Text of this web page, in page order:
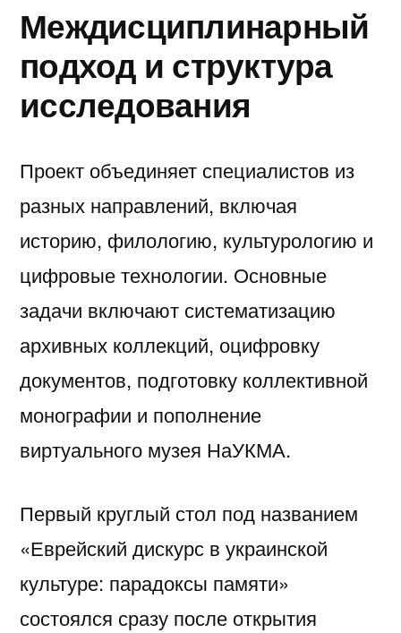
Междисциплинарный
подход и структура
исследования
Проект объединяет специалистов из
разных направлений, включая
историю, филологию, культурологию и
цифровые технологии. Основные
задачи включают систематизацию
архивных коллекций, оцифровку
документов, подготовку коллективной
монографии и пополнение
виртуального музея НаУКМА.
Первый круглый стол под названием
«Еврейский дискурс в украинской
культуре: парадоксы памяти»
состоялся сразу после открытия